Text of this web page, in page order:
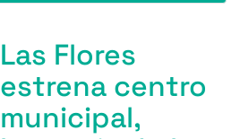
Las Flores
estrena centro
municipal,